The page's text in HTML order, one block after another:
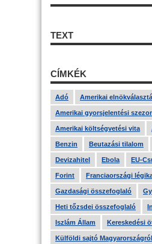
TEXT
CÍMKÉK
Adó Amerikai
Amerikai gyorsjelentési
Amerikai költségvetési vita
Benzin Beutazási tilalom
Devizahitel Ebola EU-
Forint Franciaországi
Gazdasági összefoglaló
Heti tőzsdei összefoglaló
Iszlám Állam Kereskedési
Külföldi sajtó Magyarországról